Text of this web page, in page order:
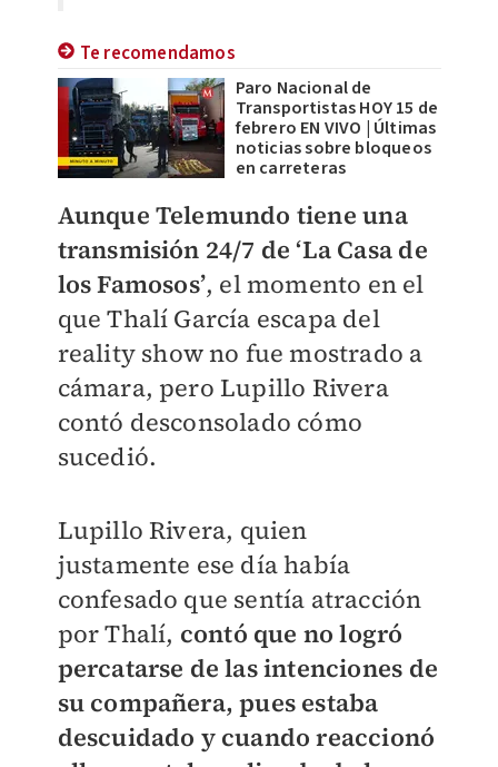
Te recomendamos
Paro Nacional de
Transportistas HOY 15 de
febrero EN VIVO | Últimas
noticias sobre bloqueos
en carreteras
Aunque Telemundo tiene una
transmisión 24/7 de ‘La Casa de
los Famosos’, el momento en el
que Thalí García escapa del
reality show no fue mostrado a
cámara, pero Lupillo Rivera
contó desconsolado cómo
sucedió.
Lupillo Rivera, quien
justamente ese día había
confesado que sentía atracción
por Thalí, contó que no logró
percatarse de las intenciones de
su compañera, pues estaba
descuidado y cuando reaccionó